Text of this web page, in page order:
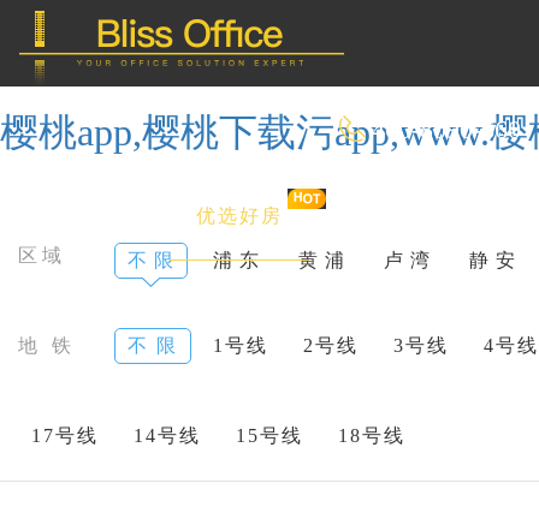
樱桃app,樱桃下载污app,www.
400-8090-660
优选好房
区域 不 限 浦 东 黄 浦 卢 湾 静 安
地 铁 不 限 1号线 2号线 3号线 4号线
17号线 14号线 15号线 18号线